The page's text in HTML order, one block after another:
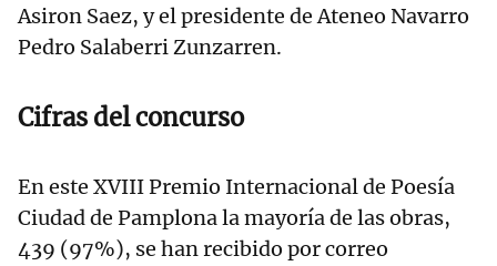
Asiron Saez, y el presidente de Ateneo Navarro
Pedro Salaberri Zunzarren.
Cifras del concurso
En este XVIII Premio Internacional de Poesía
Ciudad de Pamplona la mayoría de las obras,
439 (97%), se han recibido por correo